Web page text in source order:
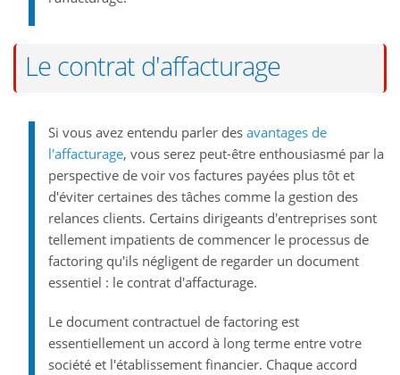
Le contrat d'affacturage
Si vous avez entendu parler des avantages de
l'affacturage, vous serez peut-être enthousiasmé par la
perspective de voir vos factures payées plus tôt et
d'éviter certaines des tâches comme la gestion des
relances clients. Certains dirigeants d'entreprises sont
tellement impatients de commencer le processus de
factoring qu'ils négligent de regarder un document
essentiel : le contrat d'affacturage.
Le document contractuel de factoring est
essentiellement un accord à long terme entre votre
société et l'établissement financier. Chaque accord